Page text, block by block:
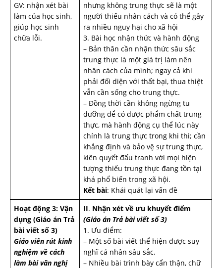
GV: nhận xét bài
làm của học sinh,
giúp học sinh
chữa lỗi.
nhưng không trung thực sẽ là một
người thiếu nhân cách và có thể gây
ra nhiều nguy hại cho xã hội
3. Bài học nhận thức và hành động
– Bản thân cần nhận thức sâu sắc
trung thực là một giá trị làm nên
nhân cách của mình; ngay cả khi
phải đối diện với thất bại, thua thiệt
vẫn cần sống cho trung thực.
– Đồng thời cần không ngừng tu
dưỡng để có được phẩm chất trung
thực, mà hành động cụ thể lúc này
chính là trung thực trong khi thi; cần
khẳng định và bảo vệ sự trung thực,
kiên quyết đấu tranh với mọi hiện
tượng thiếu trung thực đang tồn tại
khá phổ biến trong xã hội.
Kết bài: Khái quát lại vấn đề
Hoạt động 3: Vận
dụng (Giáo án Trả
bài viết số 3)
Giáo viên rút kinh
nghiệm về cách
làm bài văn nghị
II. Nhận xét về ưu khuyết điểm
(Giáo án Trả bài viết số 3)
1. Ưu điểm:
– Một số bài viết thể hiện được suy
nghĩ cá nhân sâu sắc.
– Nhiều bài trình bày cẩn thận, chữ